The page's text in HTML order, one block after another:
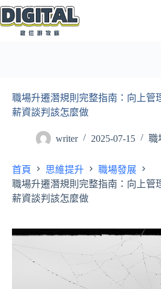
跳
至
職場升遷潛規則完整指南：向上管
薪資談判該怎麼做
writer 2025-07-15 職
首頁 思維提升
職場發展
職場升遷潛規則完整指南：向上管
薪資談判該怎麼做